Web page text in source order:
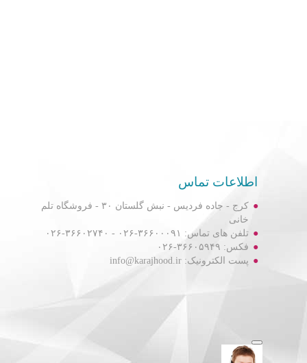
اطلاعات تماس
کرج - جاده فردیس - نبش گلستان ۳۰ - فروشگاه تلم
خانی
تلفن های تماس: ۳۶۶۰۰۰۹۱-۰۲۶ - ۳۶۶۰۲۷۴۰-۰۲۶
فکس: ۳۶۶۰۵۹۴۹-۰۲۶
پست الکترونیک: info@karajhood.ir